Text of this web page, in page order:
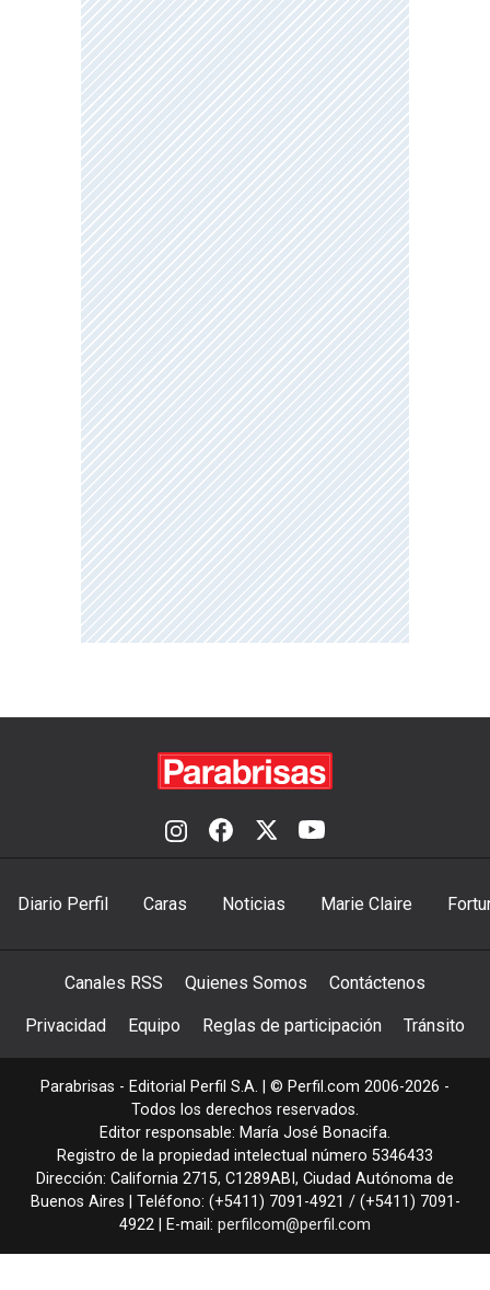
Diario Perfil Caras Noticias Marie Claire
Canales RSS Quienes Somos Contáctenos
Privacidad Equipo Reglas de participación Tránsito
Parabrisas - Editorial Perfil S.A. | © Perfil.com 2006-2026 -
Todos los derechos reservados.
Editor responsable: María José Bonacifa.
Registro de la propiedad intelectual número 5346433
Dirección: California 2715, C1289ABI , Ciudad Autónoma de
Buenos Aires | Teléfono: (+5411) 7091-4921 / (+5411) 7091-
4922 | E-mail: perfilcom@perfil.com